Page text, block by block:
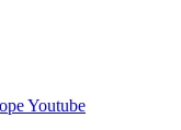
Youtube